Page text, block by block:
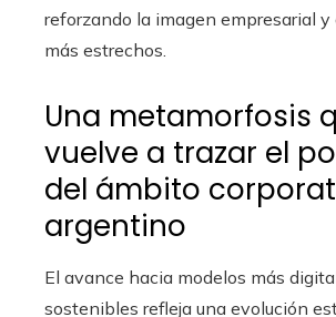
reforzando la imagen empresarial y
más estrechos.
Una metamorfosis
vuelve a trazar el
del ámbito
argentino
El avance hacia modelos más
sostenibles refleja una evolución